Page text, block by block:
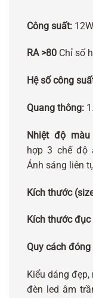
Công suất: 12W
RA >80 Chỉ số
Hệ số công
Quang thông:
Nhiệt độ màu
hợp 3 chế độ
Ánh sáng liên
Kích thước
Kích thước đục
Quy cách đóng
Kiểu dáng
đèn led âm